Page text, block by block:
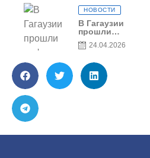
договоров о
предоставлении
грантов
предприятия
SRL Grand Nic
Oil Company
НОВОСТИ
В Гагаузии
прошли
информационные
сессии по
программе – 2026
24.04.2026